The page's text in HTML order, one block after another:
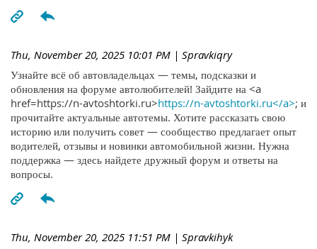
Thu, November 20, 2025 10:01 PM | Spravkiqry
Узнайте всё об автовладельцах — темы, подсказки и
обновления на форуме автолюбителей! Зайдите на <a
href=https://n-avtoshtorki.ru>https://n-avtoshtorki.ru</a>; и
прочитайте актуальные автотемы. Хотите рассказать свою
историю или получить совет — сообщество предлагает опыт
водителей, отзывы и новинки автомобильной жизни. Нужна
поддержка — здесь найдете дружный форум и ответы на
вопросы.
Thu, November 20, 2025 11:51 PM | Spravkihyk